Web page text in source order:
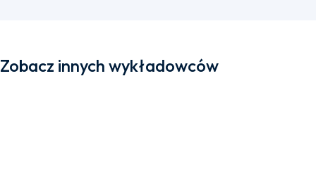
Zobacz innych wykładowców